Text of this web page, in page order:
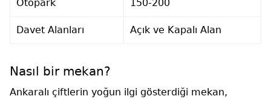
Otopark 150-200
Davet Alanları Açık ve Kapalı Alan
Nasıl bir mekan?
Ankaralı çiftlerin yoğun ilgi gösterdiği mekan,